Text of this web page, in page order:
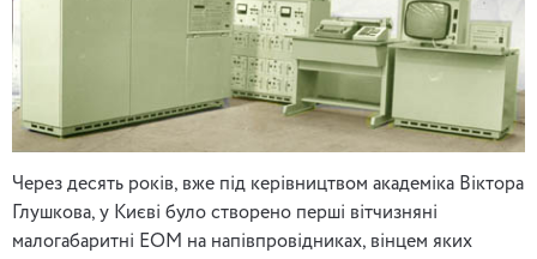
Через десять років, вже під керівництвом академіка Віктора
Глушкова, у Києві було створено перші вітчизняні
малогабаритні ЕОМ на напівпровідниках, вінцем яких